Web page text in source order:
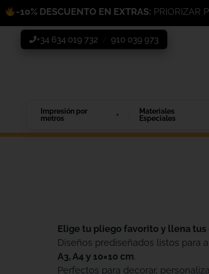
-10% DESCUENTO EN EXTRAS: PRIORIZAR
+34 634 019 732 910 039 973
Impresión por
metros
Materiales
Especiales
Elige tu pliego favorito y llena
Diseños prediseñados listos para
A3, A4 y 10×10 cm.
Perfectos para decorar,